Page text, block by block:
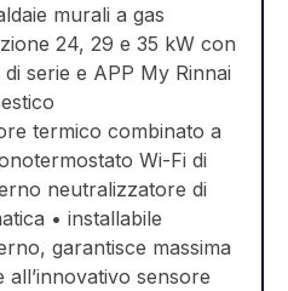
murali a gas
24, 29 e 35 kW con
serie e APP My Rinnai
termico combinato a
Wi-Fi di
neutralizzatore di
• installabile
garantisce massima
sensore